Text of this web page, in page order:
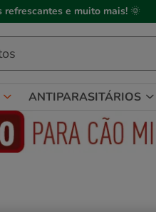
refrescantes e muito mais! 🌞
ANTIPARASITÁRIOS